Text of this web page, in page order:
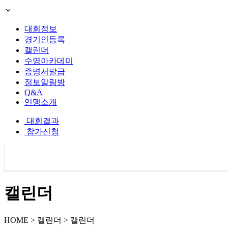
대회정보
경기인등록
캘린더
수영아카데미
증명서발급
정보알림방
Q&A
연맹소개
대회결과
참가신청
캘린더
HOME > 캘린더 > 캘린더